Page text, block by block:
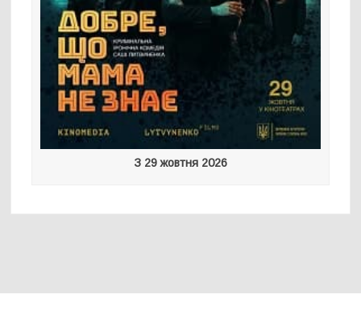
З 29 жовтня 2026